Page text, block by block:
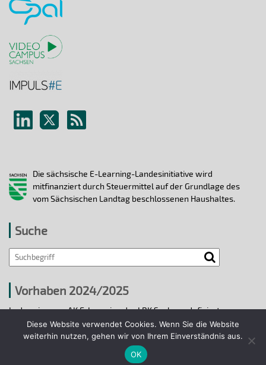
Die sächsische E-Learning-Landesinitiative wird
mitfinanziert durch Steuermittel auf der Grundlage des
vom Sächsischen Landtag beschlossenen Haushaltes.
Suche
Vorhaben 2024/2025
In den vier vom AK E-Learning der LRK Sachsen definierten
strategischen Handlungsfeldern 2024/25 wurden bis 31.12.2025
ausgewählte E-Learning-Hochschulvorhaben durchgeführt.
Diese Website verwendet Cookies. Wenn Sie die Website
weiterhin nutzen, gehen wir von Ihrem Einverständnis aus.
OK